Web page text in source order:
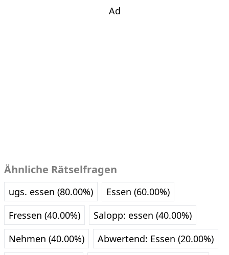
Ad
Ähnliche Rätselfragen
ugs. essen (80.00%)
Essen (60.00%)
Fressen (40.00%)
Salopp: essen (40.00%)
Nehmen (40.00%)
Abwertend: Essen (20.00%)